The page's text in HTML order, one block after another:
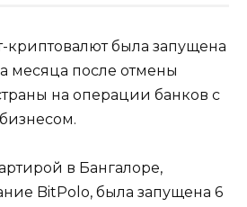
криптовалют была запущена
месяца после отмены
на операции банков с
в Бангалоре,
BitPolo, была запущена 6